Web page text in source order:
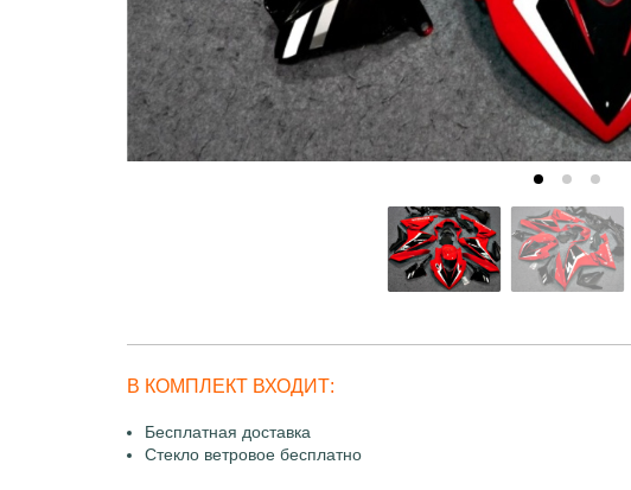
В КОМПЛЕКТ ВХОДИТ:
Бесплатная доставка
Стекло ветровое бесплатно